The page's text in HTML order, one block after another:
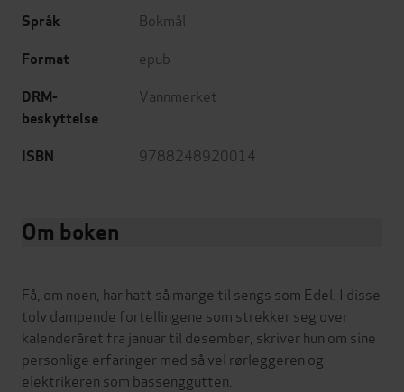
Språk Bokmål
Format epub
DRM-
beskyttelse
Vannmerket
ISBN 9788248920014
Om boken
Få, om noen, har hatt så mange til sengs som Edel. I disse
tolv dampende fortellingene som strekker seg over
kalenderåret fra januar til desember, skriver hun om sine
personlige erfaringer med så vel rørleggeren og
elektrikeren som bassenggutten.